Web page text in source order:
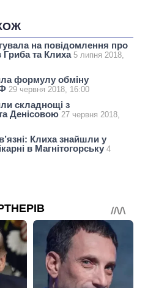
на повідомлення про
та Клиха 5 липня 2018,
формулу обміну
29 червня 2018, 16:00
складнощі з
Денісовою 27 червня 2018,
Клиха знайшли у
в Магнітогорську 4